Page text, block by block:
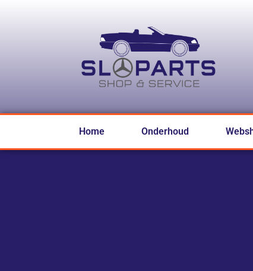
Home Onderhoud